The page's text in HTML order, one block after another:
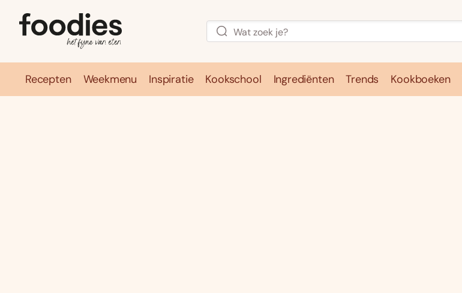
Recepten Weekmenu Inspiratie Kookschool Ingrediënten Trends Kookboeken